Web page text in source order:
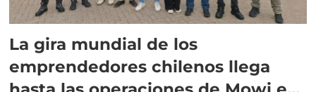
La gira mundial de los
emprendedores chilenos llega